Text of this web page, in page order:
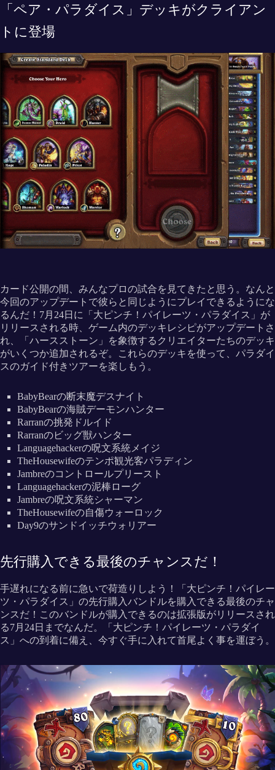
「ペア・パラダイス」デッキがクライアン
トに登場
カード公開の間、みんなプロの試合を見てきたと思う。なんと
今回のアップデートで彼らと同じようにプレイできるようにな
るんだ！7月24日に「大ピンチ！パイレーツ・パラダイス」が
リリースされる時、ゲーム内のデッキレシピがアップデートさ
れ、「ハースストーン」を象徴するクリエイターたちのデッキ
がいくつか追加されるぞ。これらのデッキを使って、パラダイ
スのガイド付きツアーを楽しもう。
BabyBearの断末魔デスナイト
BabyBearの海賊デーモンハンター
Rarranの挑発ドルイド
Rarranのビッグ獣ハンター
Languagehackerの呪文系統メイジ
TheHousewifeのテンポ観光客パラディン
Jambreのコントロールプリースト
Languagehackerの泥棒ローグ
Jambreの呪文系統シャーマン
TheHousewifeの自傷ウォーロック
Day9のサンドイッチウォリアー
先行購入できる最後のチャンスだ！
手遅れになる前に急いで荷造りしよう！「大ピンチ！パイレー
ツ・パラダイス」の先行購入バンドルを購入できる最後のチャ
ンスだ！このバンドルが購入できるのは拡張版がリリースされ
る7月24日までなんだ。「大ピンチ！パイレーツ・パラダイ
ス」への到着に備え、今すぐ手に入れて首尾よく事を運ぼう。